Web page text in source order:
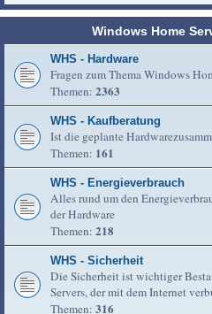
Windows Home
WHS - Hardware
Fragen zum Thema Windows
Themen: 2363
WHS - Kaufberatung
Ist die geplante
Themen: 161
WHS - Energieverbrauch
Alles rund um den
der Hardware
Themen: 218
WHS - Sicherheit
Die Sicherheit ist wichtiger
Servers, der mit dem Internet
Themen: 316